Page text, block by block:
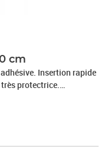
cm
Insertion rapide
protectrice.
type CD, mangas,
résistance au pliage, des
Dimensions : 25